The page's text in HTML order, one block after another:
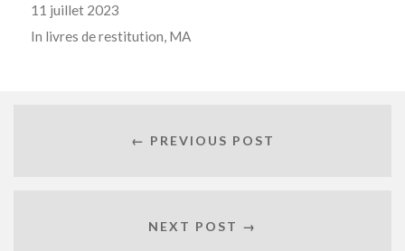
11 juillet 2023
In livres de restitution, MA
← PREVIOUS POST
NEXT POST →